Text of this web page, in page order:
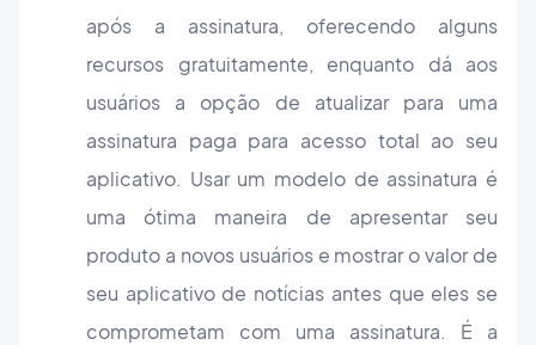
após a assinatura, oferecendo alguns
recursos gratuitamente, enquanto dá aos
usuários a opção de atualizar para uma
assinatura paga para acesso total ao seu
aplicativo. Usar um modelo de assinatura é
uma ótima maneira de apresentar seu
produto a novos usuários e mostrar o valor de
seu aplicativo de notícias antes que eles se
comprometam com uma assinatura. É a